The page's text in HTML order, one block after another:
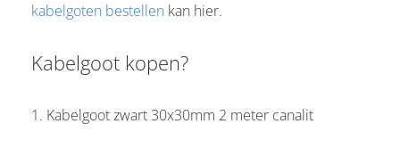
kabelgoten bestellen kan hier.
Kabelgoot kopen?
1. Kabelgoot zwart 30x30mm 2 meter canalit